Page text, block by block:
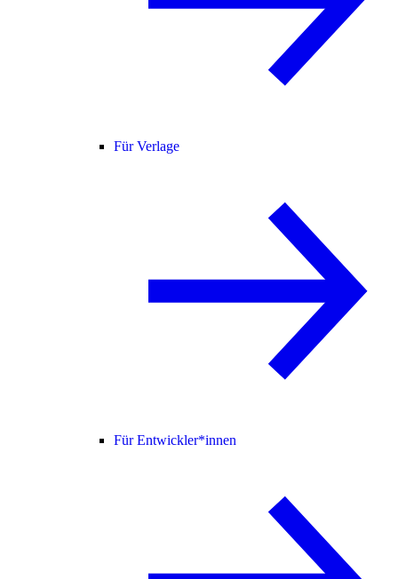
Für Verlage
Für Entwickler*innen